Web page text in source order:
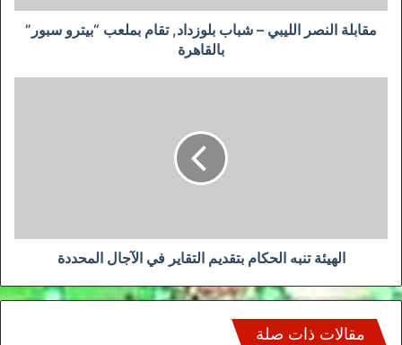
“بيترو
سبور”
مقابلة النصر الليبي – شباب بلوزداد, تقام بملعب “بيترو سبور”
بالقاهرة
الهيئة تنبه الحكام بتقديم التقاير في الآجال المحددة
مقالات ذات صلة